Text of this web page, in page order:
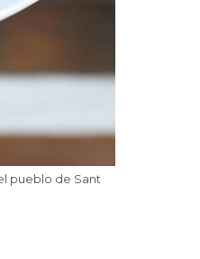
pueblo de Sant